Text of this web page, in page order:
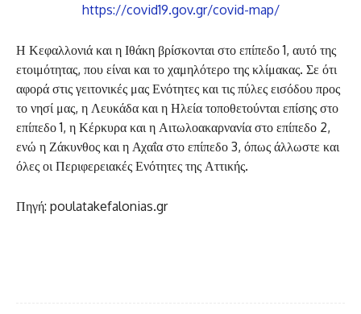
https://covid19.gov.gr/covid-map/
Η Κεφαλλονιά και η Ιθάκη βρίσκονται στο επίπεδο 1, αυτό της
ετοιμότητας, που είναι και το χαμηλότερο της κλίμακας. Σε ότι
αφορά στις γειτονικές μας Ενότητες και τις πύλες εισόδου προς
το νησί μας, η Λευκάδα και η Ηλεία τοποθετούνται επίσης στο
επίπεδο 1, η Κέρκυρα και η Αιτωλοακαρνανία στο επίπεδο 2,
ενώ η Ζάκυνθος και η Αχαΐα στο επίπεδο 3, όπως άλλωστε και
όλες οι Περιφερειακές Ενότητες της Αττικής.
Πηγή: poulatakefalonias.gr